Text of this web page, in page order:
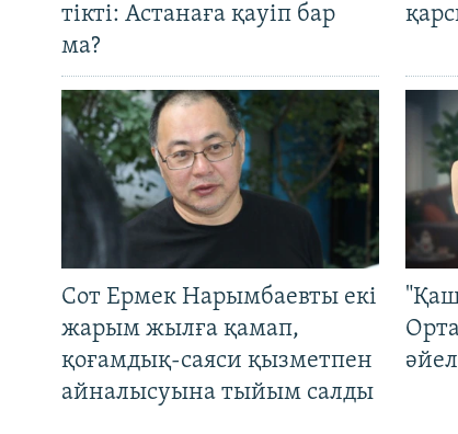
тікті: Астанаға қауіп бар
ма?
Сот Ермек Нарымбаевты екі
жарым жылға қамап,
қоғамдық-саяси қызметпен
айналысуына тыйым салды